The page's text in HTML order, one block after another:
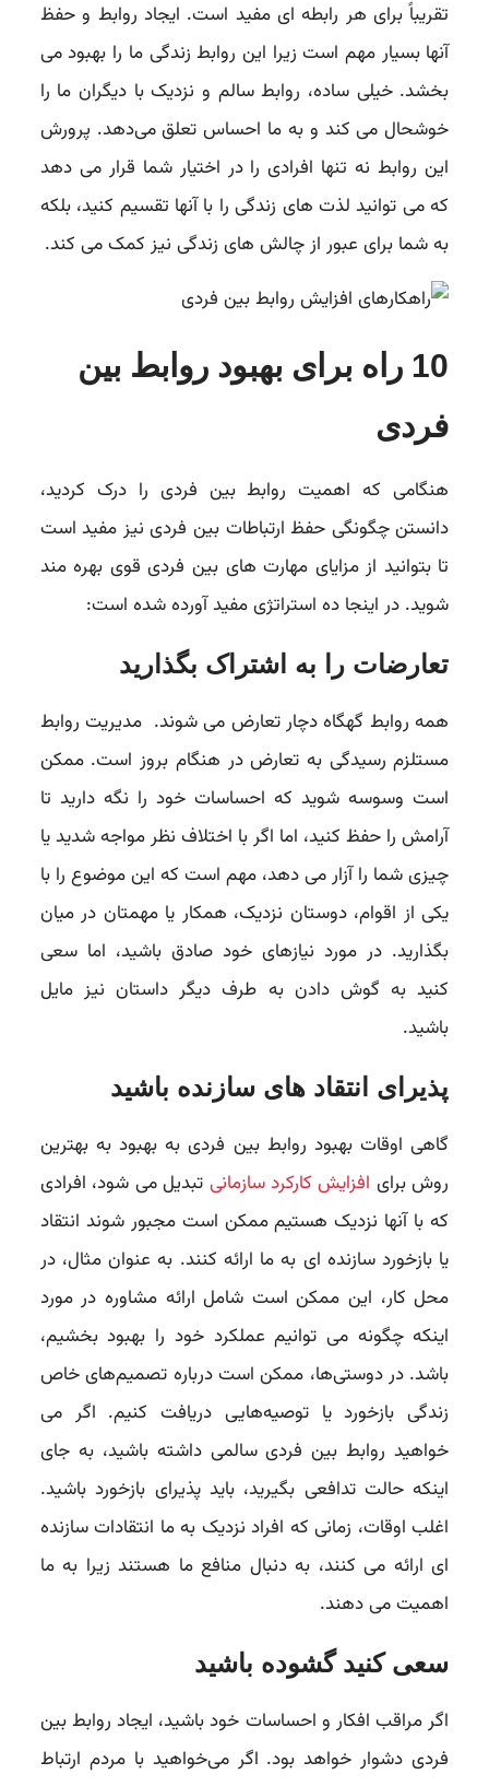
تقریباً برای هر رابطه ای مفید است. ایجاد روابط و حفظ
آنها بسیار مهم است زیرا این روابط زندگی ما را بهبود می
بخشد. خیلی ساده، روابط سالم و نزدیک با دیگران ما را
خوشحال می کند و به ما احساس تعلق می‌دهد. پرورش
این روابط نه تنها افرادی را در اختیار شما قرار می دهد
که می توانید لذت های زندگی را با آنها تقسیم کنید، بلکه
به شما برای عبور از چالش های زندگی نیز کمک می کند.
10 راه برای بهبود روابط بین
فردی
هنگامی که اهمیت روابط بین فردی را درک کردید،
دانستن چگونگی حفظ ارتباطات بین فردی نیز مفید است
تا بتوانید از مزایای مهارت های بین فردی قوی بهره مند
شوید. در اینجا ده استراتژی مفید آورده شده است:
تعارضات را به اشتراک بگذارید
همه روابط گهگاه دچار تعارض می شوند. مدیریت روابط
مستلزم رسیدگی به تعارض در هنگام بروز است. ممکن
است وسوسه شوید که احساسات خود را نگه دارید تا
آرامش را حفظ کنید، اما اگر با اختلاف نظر مواجه شدید یا
چیزی شما را آزار می دهد، مهم است که این موضوع را با
یکی از اقوام، دوستان نزدیک، همکار یا مهمتان در میان
بگذارید. در مورد نیازهای خود صادق باشید، اما سعی
کنید به گوش دادن به طرف دیگر داستان نیز مایل
باشید.
پذیرای انتقاد های سازنده باشید
گاهی اوقات بهبود روابط بین فردی به بهبود به بهترین
روش برای افزایش کارکرد سازمانی تبدیل می شود، افرادی
که با آنها نزدیک هستیم ممکن است مجبور شوند انتقاد
یا بازخورد سازنده ای به ما ارائه کنند. به عنوان مثال، در
محل کار، این ممکن است شامل ارائه مشاوره در مورد
اینکه چگونه می توانیم عملکرد خود را بهبود بخشیم،
باشد. در دوستی‌ها، ممکن است درباره تصمیم‌های خاص
زندگی بازخورد یا توصیه‌هایی دریافت کنیم. اگر می
خواهید روابط بین فردی سالمی داشته باشید، به جای
اینکه حالت تدافعی بگیرید، باید پذیرای بازخورد باشید.
اغلب اوقات، زمانی که افراد نزدیک به ما انتقادات سازنده
ای ارائه می کنند، به دنبال منافع ما هستند زیرا به ما
اهمیت می دهند.
سعی کنید گشوده باشید
اگر مراقب افکار و احساسات خود باشید، ایجاد روابط بین
فردی دشوار خواهد بود. اگر می‌خواهید با مردم ارتباط